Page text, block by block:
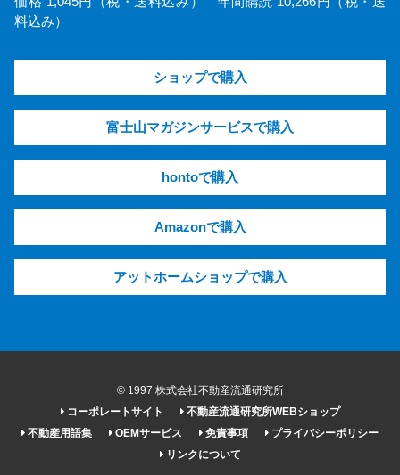
料込み）
ショップで購入
富士山マガジンサービスで購入
hontoで購入
Amazonで購入
アットホームショップで購入
© 1997 株式会社不動産流通研究所
コーポレートサイト
不動産流通研究所WEBショップ
不動産用語集
OEMサービス 免責事項
プライバシーポリシー
リンクについて